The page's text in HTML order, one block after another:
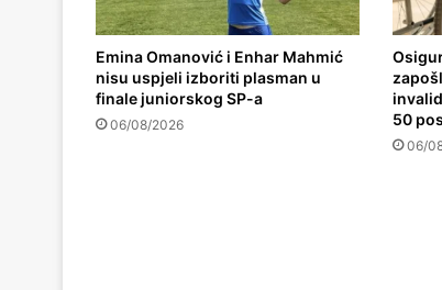
Emina Omanović i Enhar Mahmić
nisu uspjeli izboriti plasman u
finale juniorskog SP-a
06/08/2026
50
06/